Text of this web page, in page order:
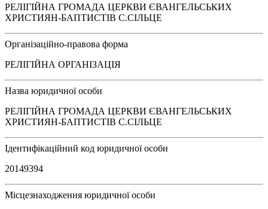
РЕЛІГІЙНА ГРОМАДА ЦЕРКВИ ЄВАНГЕЛЬСЬКИХ
ХРИСТИЯН-БАПТИСТІВ С.СІЛЬЦЕ
Організаційно-правова форма
РЕЛІГІЙНА ОРГАНІЗАЦІЯ
Назва юридичної особи
РЕЛІГІЙНА ГРОМАДА ЦЕРКВИ ЄВАНГЕЛЬСЬКИХ
ХРИСТИЯН-БАПТИСТІВ С.СІЛЬЦЕ
Ідентифікаційний код юридичної особи
20149394
Місцезнаходження юридичної особи